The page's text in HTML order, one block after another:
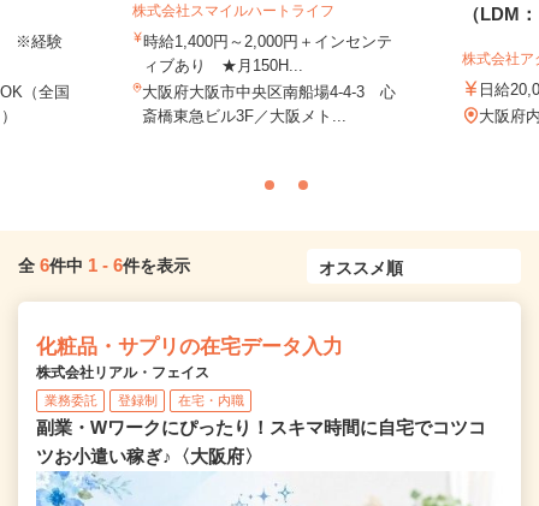
※経験
（全国
株式会社スマイルハートライフ
時給1,400円～2,000円＋インセンテ
ィブあり ★月150H...
大阪府大阪市中央区南船場4-4-3 心
斎橋東急ビル3F／大阪メト...
（LDM
株式会社ア
日給
大阪府
全 6件中 1 - 6件を表示
化粧品・サプリの在宅データ入力
株式会社リアル・フェイス
業務委託 登録制 在宅・内職
副業・Wワークにぴったり！スキマ時間に自宅でコツコ
ツお小遣い稼ぎ♪〈大阪府〉